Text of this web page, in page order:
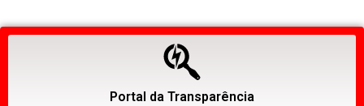
Portal da Transparência